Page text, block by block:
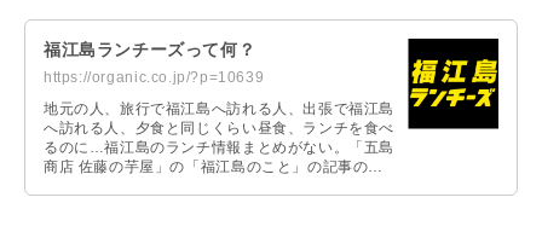
福江島ランチーズって何？
https://organic.co.jp/?p=10639
地元の人、旅行で福江島へ訪れる人、出張で福江島
へ訪れる人、夕食と同じくらい昼食、ランチを食べ
るのに…福江島のランチ情報まとめがない。「五島
商店 佐藤の芋屋」の「福江島のこと」の記事の中